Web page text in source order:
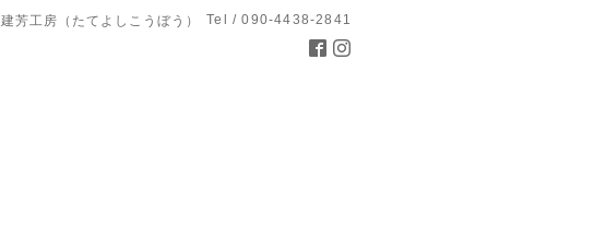
建芳工房（たてよしこうぼう） Tel / 090-4438-2841